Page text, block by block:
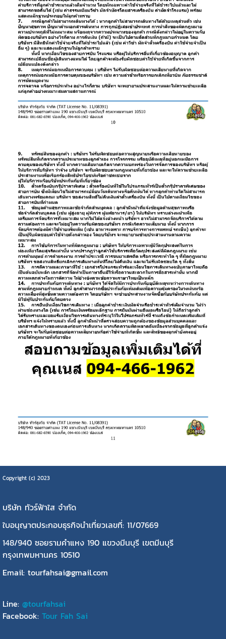
Copyright (c) 2023
บริษัท ทัวร์ฟ้าใส จำกัด
ใบอนุญาตประกอบธุรกิจนำเที่ยวเลขที่: 11/07669
148/940 ซอยรามคำแหง 190 แขวงมีนบุรี เขตมีนบุรี
กรุงเทพมหานคร 10510
Email: tourfahsai@gmail.com
Line: @tourfahsai
Facebook: Tour Fah Sai